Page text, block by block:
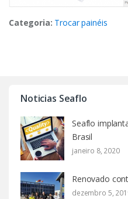
Categoria: Trocar painéis
Noticias Seaflo
Seaflo
Brasil
janeiro 8, 2020
Renovado
dezembro 5,